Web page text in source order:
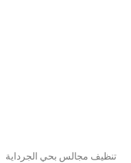
تنظيف مجالس بحي الجرداية